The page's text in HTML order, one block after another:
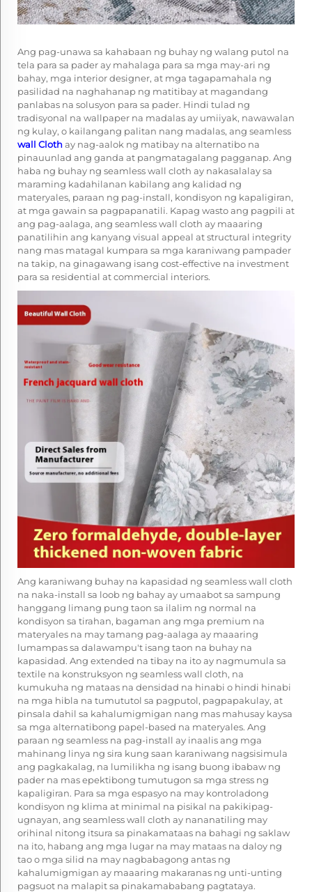
Ang pag-unawa sa kahabaan ng buhay ng walang putol na
tela para sa paderay mahalaga para sa mga may-ari ng
bahay, mga interior designer, at mga tagapamahala ng
pasilidad na naghahanap ng matitibay at magandang
panlabas na solusyon para sa pader. Hindi tulad ng
tradisyonal na wallpaper na madalas ay umiiyak, nawawalan
ng kulay, o kailangang palitan nang madalas, ang seamless
wall Clothay nag-aalok ng matibay na alternatibo na
pinauunlad ang ganda at pangmatagalang pagganap. Ang
haba ng buhay ng seamless wall cloth ay nakasalalay sa
maraming kadahilanan kabilang ang kalidad ng
materyales, paraan ng pag-install, kondisyon ng kapaligiran,
at mga gawain sa pagpapanatili. Kapag wasto ang pagpili at
ang pag-aalaga, ang seamless wall cloth ay maaaring
panatilihin ang kanyang visual appeal at structural integrity
nang mas matagal kumpara sa mga karaniwang pampader
na takip, na ginagawang isang cost-effective na investment
para sa residential at commercial interiors.
Ang karaniwang buhay na kapasidad ng seamless wall cloth
na naka-install sa loob ng bahay ay umaabot sa sampung
hanggang limang pung taon sa ilalim ng normal na
kondisyon sa tirahan, bagaman ang mga premium na
materyales na may tamang pag-aalaga ay maaaring
lumampas sa dalawampu't isang taon na buhay na
kapasidad. Ang extended na tibay na ito ay nagmumula sa
textile na konstruksyon ng seamless wall cloth, na
kumukuha ng mataas na densidad na hinabi o hindi hinabi
na mga hibla na tumututol sa pagputol, pagpapakulay, at
pinsala dahil sa kahalumigmigan nang mas mahusay kaysa
sa mga alternatibong papel-based na materyales. Ang
paraan ng seamless na pag-install ay inaalis ang mga
mahinang linya ng sira kung saan karaniwang nagsisimula
ang pagkakalag, na lumilikha ng isang buong ibabaw ng
pader na mas epektibong tumutugon sa mga stress ng
kapaligiran. Para sa mga espasyo na may kontroladong
kondisyon ng klima at minimal na pisikal na pakikipag-
ugnayan, ang seamless wall cloth ay nananatiling may
orihinal nitong itsura sa pinakamataas na bahagi ng saklaw
na ito, habang ang mga lugar na may mataas na daloy ng
tao o mga silid na may nagbabagong antas ng
kahalumigmigan ay maaaring makaranas ng unti-unting
pagsuot na malapit sa pinakamababang pagtataya.